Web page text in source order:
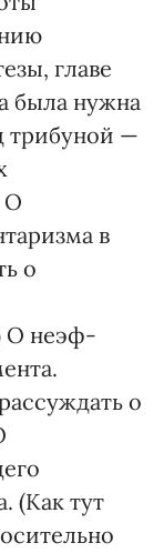
главе
была нужна
трибуной —
О
в
о
О неэф­
о
(Как тут